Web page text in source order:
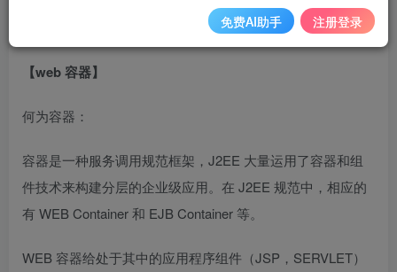
【web 容器】
何为容器：
容器是一种服务调用规范框架，J2EE 大量运用了容器和组
件技术来构建分层的企业级应用。在 J2EE 规范中，相应的
有 WEB Container 和 EJB Container 等。
WEB 容器给处于其中的应用程序组件（JSP，SERVLET）
免费AI助手 注册登录